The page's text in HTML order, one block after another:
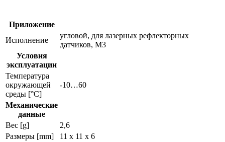
Приложение
Исполнение
угловой, для лазерных рефлекторных
датчиков, M3
Условия
эксплуатации
Температура
окружающей
среды [°C]
-10…60
Механические
данные
Вес [g]
2,6
Размеры [mm]
11 x 11 x 6